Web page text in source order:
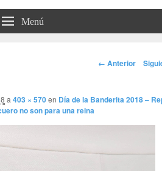
Menú
Navegador
← Anterior
a403 × 570en Día de la Banderita 2018 –
no son para una reina